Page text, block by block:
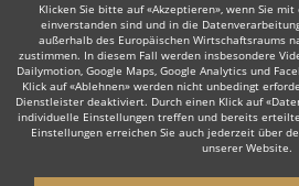
Lehnen Sie sich zurück und genießen Sie
Warumeinen Rednerüber
buchen?
Klicken Sie bitte auf «Akzeptieren», wenn Sie
einverstanden sind und in die
außerhalb des Europäischen Wirtschaftsraums
zustimmen. In diesem Fall werden insbesondere
Dailymotion, Google Maps, Google Analytics und
Klick auf «Ablehnen» werden nicht unbedingt
Dienstleister deaktiviert. Durch einen Klick auf
individuelle Einstellungen treffen und bereits
Einstellungen erreichen Sie auch jederzeit über
unserer Website.